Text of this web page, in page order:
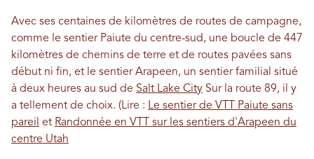
Avec ses centaines de kilomètres de routes de campagne,
comme le sentier Paiute du centre-sud, une boucle de 447
kilomètres de chemins de terre et de routes pavées sans
début ni fin, et le sentier Arapeen, un sentier familial situé
à deux heures au sud de Salt Lake City Sur la route 89, il y
a tellement de choix. (Lire : Le sentier de VTT Paiute sans
pareil et Randonnée en VTT sur les sentiers d'Arapeen du
centre Utah